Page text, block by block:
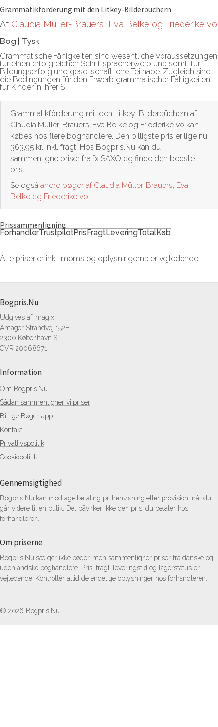
Grammatikförderung mit den Litkey-Bilderbüchern
Af Claudia Müller-Brauers, Eva Belke og Friederike vo
Bog | Tysk
Grammatische Fähigkeiten sind wesentliche Voraussetzungen
für einen erfolgreichen Schriftspracherwerb und somit für
Bildungserfolg und gesellschaftliche Teilhabe. Zugleich sind
die Bedingungen für den Erwerb grammatischer Fähigkeiten
für Kinder in ihrer S
Grammatikförderung mit den Litkey-Bilderbüchern af
Claudia Müller-Brauers, Eva Belke og Friederike vo kan
købes hos flere boghandlere. Den billigste pris er lige nu
363,95 kr. inkl. fragt. Hos Bogpris.Nu kan du
sammenligne priser fra fx SAXO og finde den bedste
pris.
Se også andre bøger af Claudia Müller-Brauers, Eva
Belke og Friederike vo.
Prissammenligning
ForhandlerTrustpilotPrisFragtLeveringTotalKøb
Alle priser er inkl. moms og oplysningerne er vejledende.
Bogpris.Nu
Udgives af Imagix
Amager Strandvej 152E
2300 København S
CVR 20068671
Information
Om Bogpris.Nu
Sådan sammenligner vi priser
Billige Bøger-app
Kontakt
Privatlivspolitik
Cookiepolitik
Gennemsigtighed
Bogpris.Nu kan modtage betaling pr. henvisning eller provision, når du
går videre til en butik. Det påvirker ikke den pris, du betaler hos
forhandleren.
Om priserne
Bogpris.Nu sælger ikke bøger, men sammenligner priser fra danske og
udenlandske boghandlere. Pris, fragt, leveringstid og lagerstatus er
vejledende. Kontrollér altid de endelige oplysninger hos forhandleren.
© 2026 Bogpris.Nu